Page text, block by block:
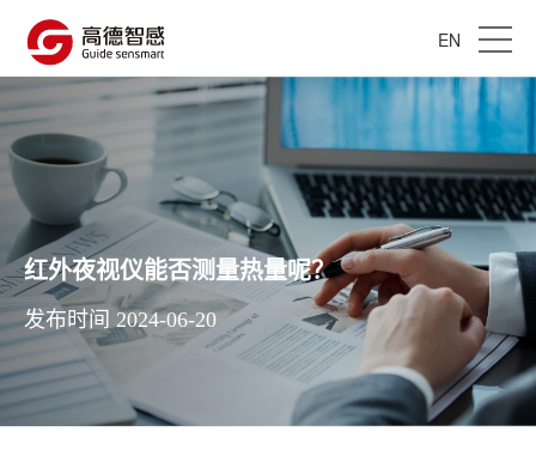
EN
红外夜视仪能否测量热量呢？
发布时间 2024-06-20